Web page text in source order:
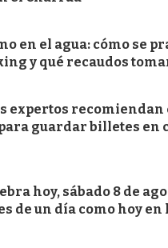
en el agua: cómo se
y qué recaudos
expertos recomiendan
guardar billetes en
hoy, sábado 8 de
de un día como hoy